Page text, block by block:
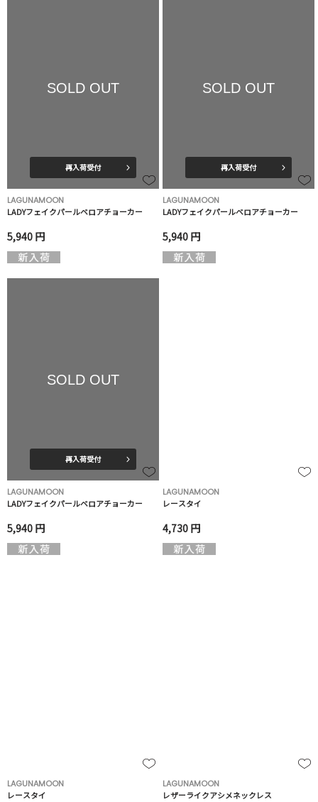
SOLD OUT
再入荷受付
LAGUNAMOON
LADYフェイクパールベロアチョーカー
5,940 円
SOLD OUT
再入荷受付
LAGUNAMOON
LADYフェイクパールベロアチョーカー
5,940 円
SOLD OUT
再入荷受付
LAGUNAMOON
LADYフェイクパールベロアチョーカー
5,940 円
LAGUNAMOON
レースタイ
4,730 円
LAGUNAMOON
レースタイ
LAGUNAMOON
レザーライクアシメネックレス